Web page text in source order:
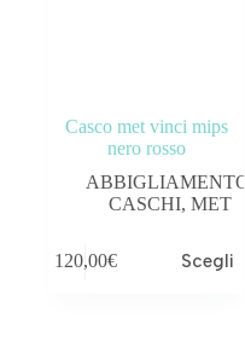
OUTLET
Tag prodotto
Casco met vinci mips
nero rosso
ABBIGLIAMENTO
CASCHI,MET
120,00€ Scegli